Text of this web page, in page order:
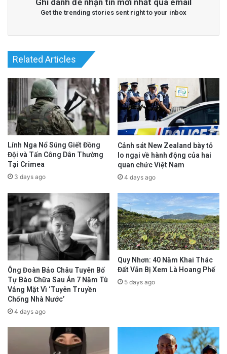
Ghi danh để nhận tin mới nhất qua email
Get the trending stories sent right to your inbox
Related Articles
Lính Nga Nổ Súng Giết Đồng
Đội và Tấn Công Dân Thường
Tại Crimea
3 days ago
Cảnh sát New Zealand bày tỏ
lo ngại về hành động của hai
quan chức Việt Nam
4 days ago
Ông Đoàn Bảo Châu Tuyên Bố
Tự Bào Chữa Sau Án 7 Năm Tù
Vắng Mặt Vì ‘Tuyên Truyền
Chống Nhà Nước’
4 days ago
Quy Nhơn: 40 Năm Khai Thác
Đất Vẫn Bị Xem Là Hoang Phế
5 days ago